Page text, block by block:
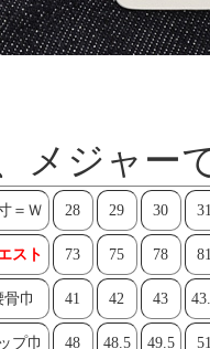
メジャー
＝Ｗ 28 29 30
スト 73 75 78
骨巾 41 42 43
プ巾 48 48.5 49.5